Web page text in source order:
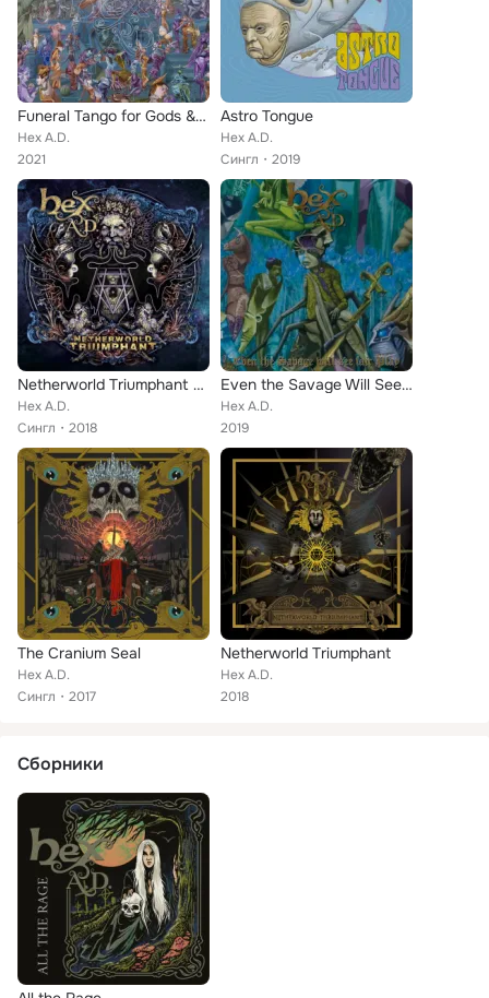
Funeral Tango for Gods & Men
Hex A.D.
2021
Astro Tongue
Hex A.D.
Сингл
2019
Netherworld Triumphant Pt. 1
Hex A.D.
Сингл
2018
Even the Savage Will See Fair Play
Hex A.D.
2019
The Cranium Seal
Hex A.D.
Сингл
2017
Netherworld Triumphant
Hex A.D.
2018
Сборники